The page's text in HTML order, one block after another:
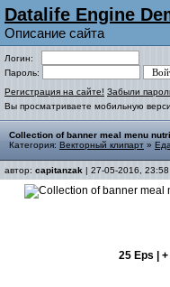
Datalife Engine
Описание сайта
Логин:
Пароль:
Регистрация на сайте! Забыли
Вы просматриваете мобильную
Collection of banner meal menu
Категория: Векторный клипарт »
автор: capitanzak | 27-05-2016,
25 Eps |